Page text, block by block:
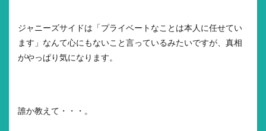
ジャニーズサイドは「プライベートなことは本人に任せてい
ます」なんて心にもないこと言っているみたいですが、真相
がやっぱり気になります。
誰か教えて・・・。